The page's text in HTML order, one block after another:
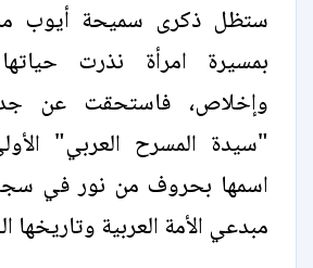
ستظل ذكرى سميحة أيوب
بمسيرة امرأة نذرت
وإخلاص، فاستحقت عن
"سيدة المسرح العربي"
اسمها بحروف من نور في
مبدعي الأمة العربية وتاريخها